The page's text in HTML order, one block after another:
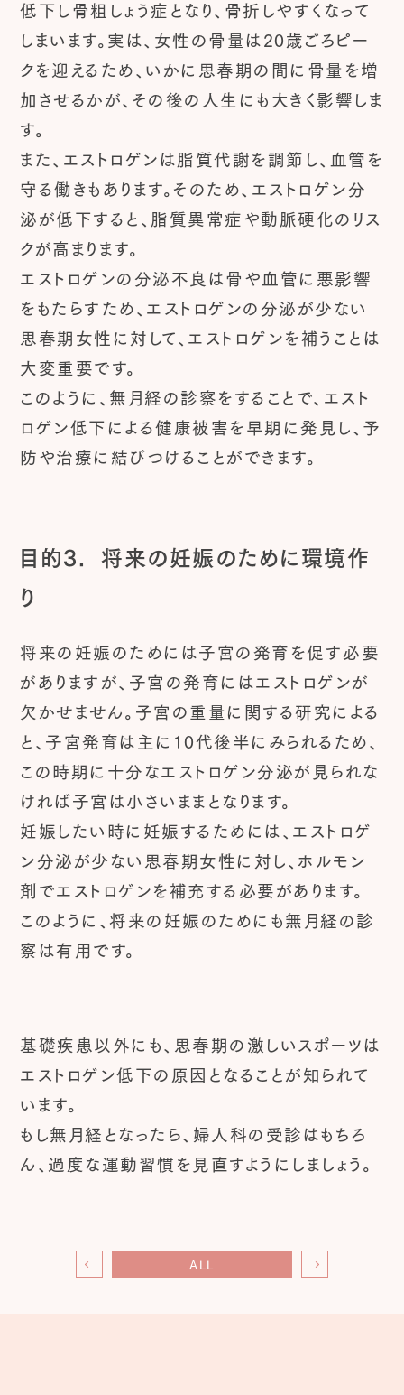
低下し骨粗しょう症となり、骨折しやすくなって
しまいます。実は、女性の骨量は20歳ごろピー
クを迎えるため、いかに思春期の間に骨量を増
加させるかが、その後の人生にも大きく影響しま
す。
また、エストロゲンは脂質代謝を調節し、血管を
守る働きもあります。そのため、エストロゲン分
泌が低下すると、脂質異常症や動脈硬化のリス
クが高まります。
エストロゲンの分泌不良は骨や血管に悪影響
をもたらすため、エストロゲンの分泌が少ない
思春期女性に対して、エストロゲンを補うことは
大変重要です。
このように、無月経の診察をすることで、エスト
ロゲン低下による健康被害を早期に発見し、予
防や治療に結びつけることができます。
目的3. 将来の妊娠のために環境作
り
将来の妊娠のためには子宮の発育を促す必要
がありますが、子宮の発育にはエストロゲンが
欠かせません。子宮の重量に関する研究による
と、子宮発育は主に10代後半にみられるため、
この時期に十分なエストロゲン分泌が見られな
ければ子宮は小さいままとなります。
妊娠したい時に妊娠するためには、エストロゲ
ン分泌が少ない思春期女性に対し、ホルモン
剤でエストロゲンを補充する必要があります。
このように、将来の妊娠のためにも無月経の診
察は有用です。
基礎疾患以外にも、思春期の激しいスポーツは
エストロゲン低下の原因となることが知られて
います。
もし無月経となったら、婦人科の受診はもちろ
ん、過度な運動習慣を見直すようにしましょう。
ALL